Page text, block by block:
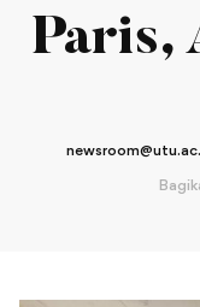
Paris,